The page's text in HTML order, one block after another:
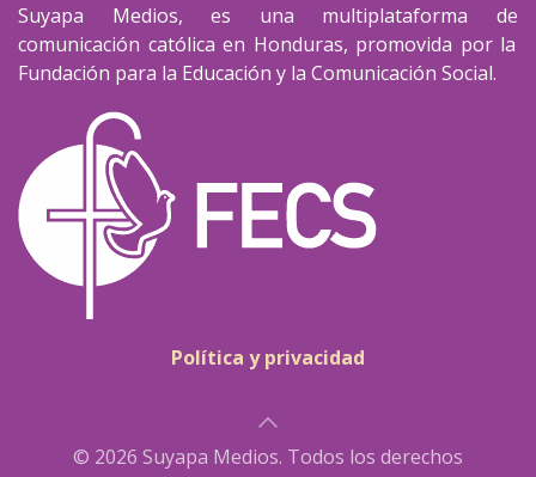
Suyapa Medios, es una multiplataforma de
comunicación católica en Honduras, promovida por la
Fundación para la Educación y la Comunicación Social.
Política y privacidad
© 2026 Suyapa Medios. Todos los derechos